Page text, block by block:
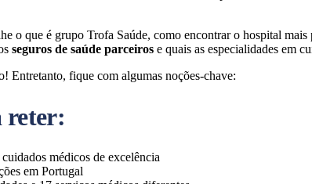
o que é grupo Trofa Saúde, como encontrar o hospital
seguros de saúde parceiros e quais as especialidades em
Entretanto, fique com algumas noções-chave:
reter:
médicos de excelência
em Portugal